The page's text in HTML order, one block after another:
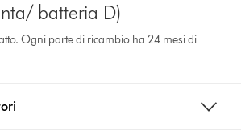
batteria D)
Ogni parte di ricambio ha 24 mesi di